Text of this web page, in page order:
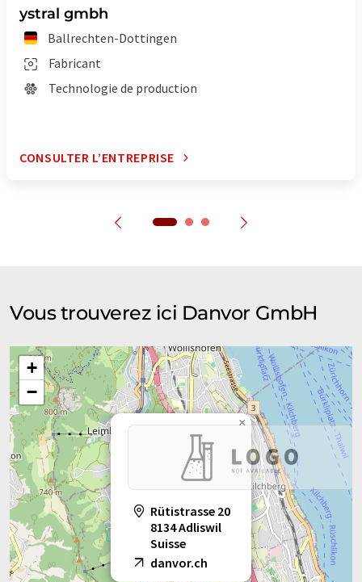
ystral gmbh
Ballrechten-Dottingen
Fabricant
Technologie de production
CONSULTER L’ENTREPRISE
Vous trouverez ici Danvor GmbH
Rütistrasse 20
8134 Adliswil
Suisse
danvor.ch
×
+
−